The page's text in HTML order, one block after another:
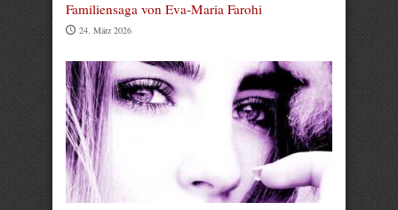
Familiensaga von Eva-Maria Farohi
24. März 2026